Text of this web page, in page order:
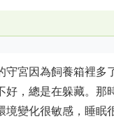
守宮因為飼養箱裡多
好，總是在躲藏。那
境變化很敏感，睡眠